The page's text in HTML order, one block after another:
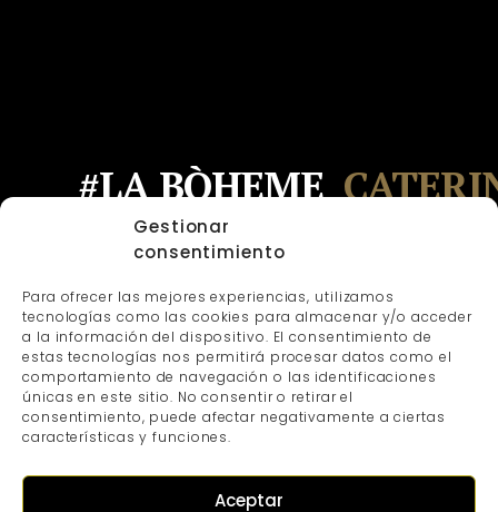
Gestionar
consentimiento
Para ofrecer las mejores experiencias, utilizamos
tecnologías como las cookies para almacenar y/o acceder
a la información del dispositivo. El consentimiento de
estas tecnologías nos permitirá procesar datos como el
comportamiento de navegación o las identificaciones
únicas en este sitio. No consentir o retirar el
consentimiento, puede afectar negativamente a ciertas
características y funciones.
Aceptar
#LA BÒHEME
SUSCRIBIRSE A LA NEWSLETTER
Instagram Linkedin Facebook
Servicios de Catering en Madrid
Servicios de Catering en Toledo
Servicios de Catering en Segovia